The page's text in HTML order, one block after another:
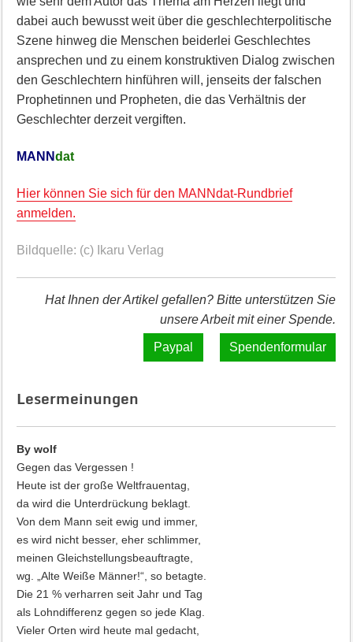
dabei auch bewusst weit über die geschlechterpolitische
Szene hinweg die Menschen beiderlei Geschlechtes
ansprechen und zu einem konstruktiven Dialog zwischen
den Geschlechtern hinführen will, jenseits der falschen
Prophetinnen und Propheten, die das Verhältnis der
Geschlechter derzeit vergiften.
MANNdat
Hier können Sie sich für den MANNdat-Rundbrief
anmelden.
Bildquelle: (c) Ikaru Verlag
Hat Ihnen der Artikel gefallen? Bitte unterstützen Sie
unsere Arbeit mit einer Spende.
Spendenformular
Lesermeinungen
By wolf
Gegen das Vergessen !
Heute ist der große Weltfrauentag,
da wird die Unterdrückung beklagt.
Von dem Mann seit ewig und immer,
es wird nicht besser, eher schlimmer,
meinen Gleichstellungsbeauftragte,
wg. „Alte Weiße Männer!“, so betagte.
Die 21 % verharren seit Jahr und Tag
als Lohndifferenz gegen so jede Klag.
Vieler Orten wird heute mal gedacht,